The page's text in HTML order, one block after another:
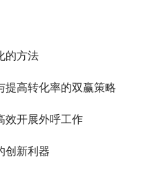
的方法
提高转化率的双赢策略
效开展外呼工作
创新利器